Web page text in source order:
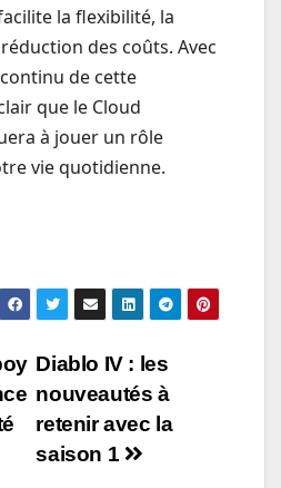
la flexibilité, la
des coûts. Avec
de cette
que le Cloud
à jouer un rôle
vie quotidienne.
Diablo IV : les
nouveautés à
retenir avec la
saison 1